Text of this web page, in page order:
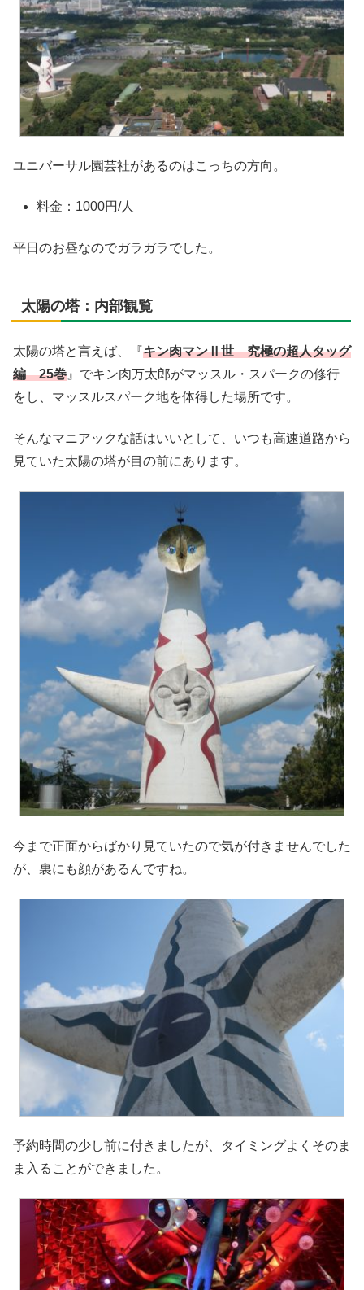
ユニバーサル園芸社があるのはこっちの方向。
料金：1000円/人
平日のお昼なのでガラガラでした。
太陽の塔：内部観覧
太陽の塔と言えば、『キン肉マンⅡ世 究極の超人タッグ
編 25巻 』でキン肉万太郎がマッスル・スパークの修行
をし、マッスルスパーク地を体得した場所です。
そんなマニアックな話はいいとして、いつも高速道路から
見ていた太陽の塔が目の前にあります。
今まで正面からばかり見ていたので気が付きませんでした
が、裏にも顔があるんですね。
予約時間の少し前に付きましたが、タイミングよくそのま
ま入ることができました。